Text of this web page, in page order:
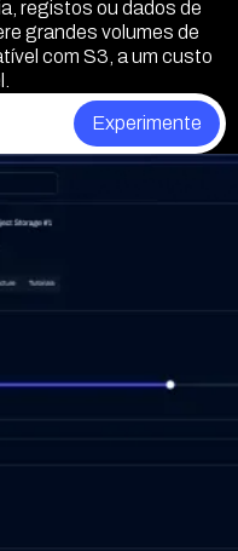
registos ou dados de
grandes volumes de
com S3, a um custo
que vai transformar por